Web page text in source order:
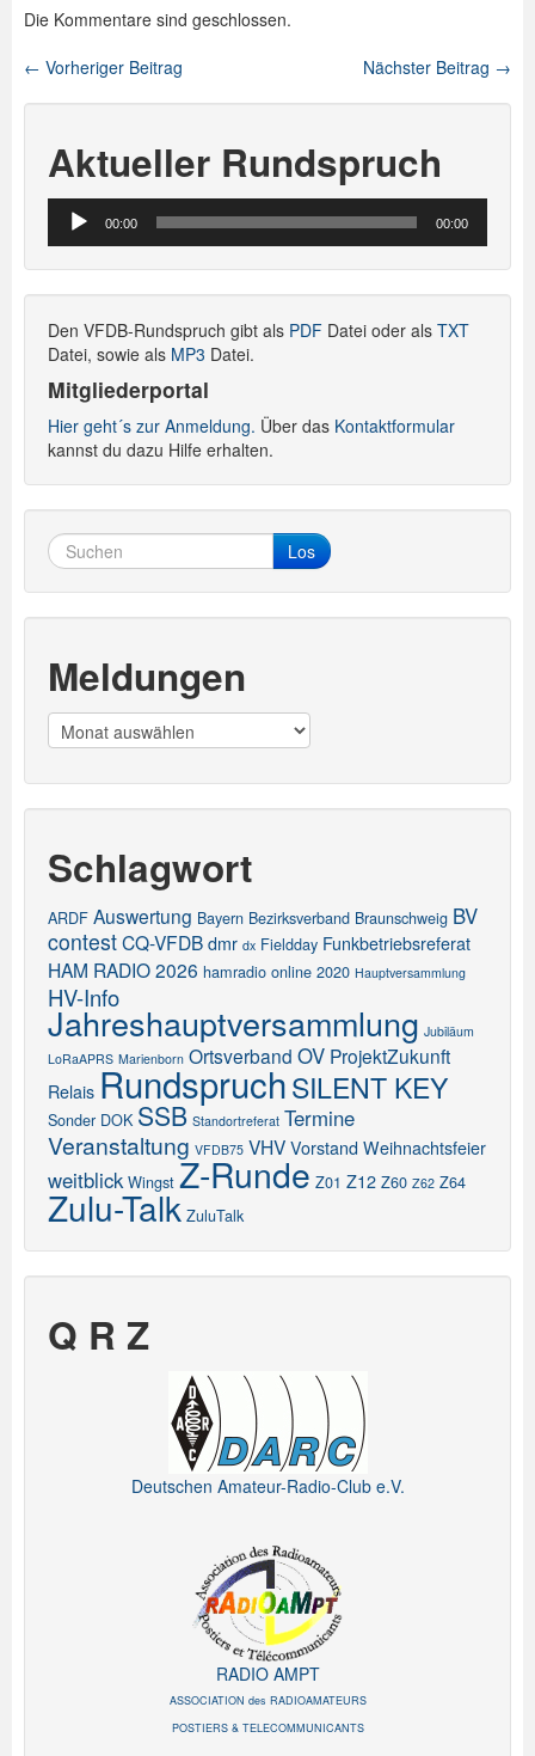
Die Kommentare sind geschlossen.
Beitragsnavigation
Nächster Beitrag →
← Vorheriger Beitrag
Aktueller Rundspruch
Audio-
Player
00:00 00:00
Den VFDB-Rundspruch gibt als PDF Datei oder als TXT
Datei, sowie als MP3 Datei.
Mitgliederportal
Hier geht´s zur Anmeldung. Über das Kontaktformular
kannst du dazu Hilfe erhalten.
Los
Meldungen
Meldungen
Schlagwort
ARDF Auswertung Bayern Bezirksverband Braunschweig BV
contestCQ-VFDB dmr dx Fieldday Funkbetriebsreferat
HAM RADIO 2026 hamradio online 2020 Hauptversammlung
HV-Info
Jahreshauptversammlung Jubiläum
LoRaAPRS Marienborn Ortsverband OV ProjektZukunft
Relais RundspruchSILENT KEY
Sonder DOK SSB Standortreferat Termine
Veranstaltung VFDB75 VHV Vorstand Weihnachtsfeier
weitblick Wingst Z-Runde Z01 Z12 Z60 Z62 Z64
Zulu-Talk ZuluTalk
Q R Z
Deutschen Amateur-Radio-Club e.V.
RADIO AMPT
ASSOCIATION des RADIOAMATEURS
POSTIERS & TELECOMMUNICANTS